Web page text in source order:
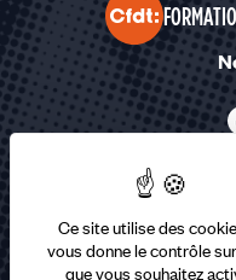
Ce site utilise des
vous donne le contrôle
que vous souhaitez
Abonnez-